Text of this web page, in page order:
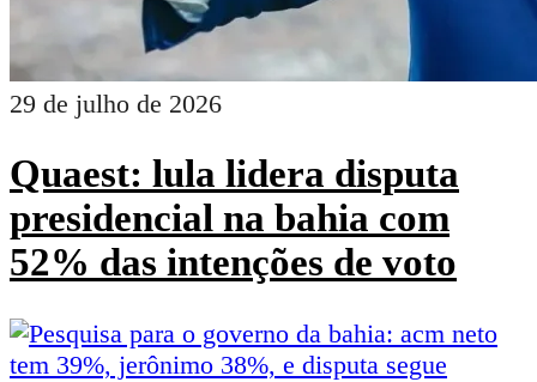
29 de julho de 2026
Quaest: lula lidera disputa
presidencial na bahia com
52% das intenções de voto